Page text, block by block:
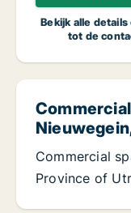
Bekijk alle
tot de
Commercial
Province of